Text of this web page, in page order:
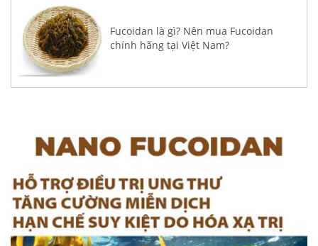
Fucoidan là gì? Nên mua Fucoidan
chính hãng tại Việt Nam?